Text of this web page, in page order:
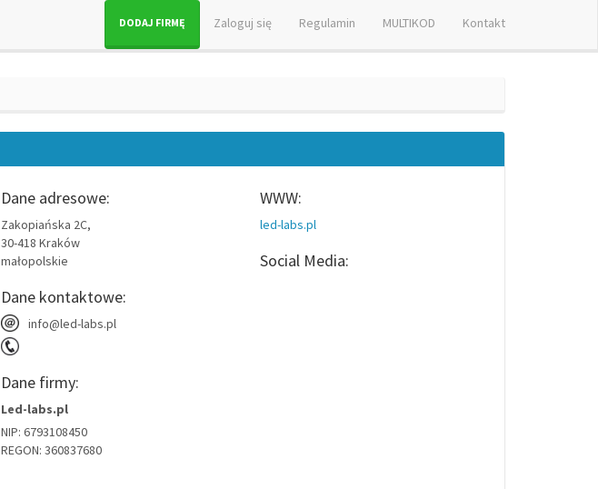
DODAJ FIRMĘ Zaloguj się Regulamin MULTIKOD Kontakt
Dane adresowe:
Zakopiańska 2C,
30-418 Kraków
małopolskie
Dane kontaktowe:
info@led-labs.pl
Dane firmy:
Led-labs.pl
NIP: 6793108450
REGON: 360837680
WWW:
led-labs.pl
Social Media: